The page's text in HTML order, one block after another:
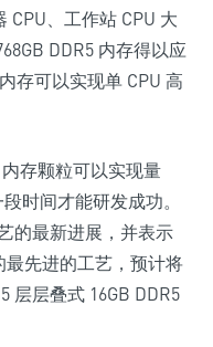
CPU、工作站 CPU 大
DDR5 内存得以应
存可以实现单 CPU 高
存颗粒可以实现量
时间才能研发成功。
的最新进展，并表示
先进的工艺， 预计将
5 层层叠式 16GB DDR5